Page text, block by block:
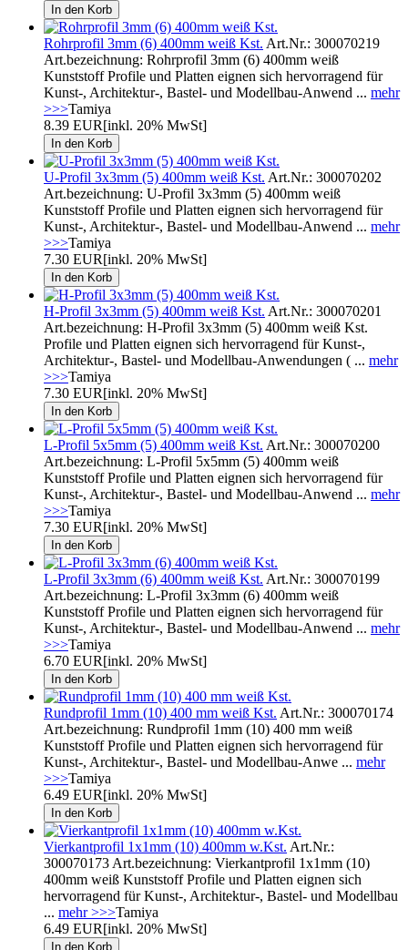
Rohrprofil 3mm (6) 400mm weiß Kst. Art.Nr.: 300070219
Art.bezeichnung: Rohrprofil 3mm (6) 400mm weiß
Kunststoff Profile und Platten eignen sich hervorragend für
Kunst-, Architektur-, Bastel- und Modellbau-Anwend ... mehr
>>>Tamiya
8.39 EUR[inkl. 20% MwSt]
U-Profil 3x3mm (5) 400mm weiß Kst. Art.Nr.: 300070202
Art.bezeichnung: U-Profil 3x3mm (5) 400mm weiß
Kunststoff Profile und Platten eignen sich hervorragend für
Kunst-, Architektur-, Bastel- und Modellbau-Anwend ... mehr
>>>Tamiya
7.30 EUR[inkl. 20% MwSt]
H-Profil 3x3mm (5) 400mm weiß Kst. Art.Nr.: 300070201
Art.bezeichnung: H-Profil 3x3mm (5) 400mm weiß Kst.
Profile und Platten eignen sich hervorragend für Kunst-,
Architektur-, Bastel- und Modellbau-Anwendungen ( ... mehr
>>>Tamiya
7.30 EUR[inkl. 20% MwSt]
L-Profil 5x5mm (5) 400mm weiß Kst. Art.Nr.: 300070200
Art.bezeichnung: L-Profil 5x5mm (5) 400mm weiß
Kunststoff Profile und Platten eignen sich hervorragend für
Kunst-, Architektur-, Bastel- und Modellbau-Anwend ... mehr
>>>Tamiya
7.30 EUR[inkl. 20% MwSt]
L-Profil 3x3mm (6) 400mm weiß Kst. Art.Nr.: 300070199
Art.bezeichnung: L-Profil 3x3mm (6) 400mm weiß
Kunststoff Profile und Platten eignen sich hervorragend für
Kunst-, Architektur-, Bastel- und Modellbau-Anwend ... mehr
>>>Tamiya
6.70 EUR[inkl. 20% MwSt]
Rundprofil 1mm (10) 400 mm weiß Kst. Art.Nr.: 300070174
Art.bezeichnung: Rundprofil 1mm (10) 400 mm weiß
Kunststoff Profile und Platten eignen sich hervorragend für
Kunst-, Architektur-, Bastel- und Modellbau-Anwe ... mehr
>>>Tamiya
6.49 EUR[inkl. 20% MwSt]
Vierkantprofil 1x1mm (10) 400mm w.Kst. Art.Nr.:
300070173 Art.bezeichnung: Vierkantprofil 1x1mm (10)
400mm weiß Kunststoff Profile und Platten eignen sich
hervorragend für Kunst-, Architektur-, Bastel- und Modellbau
... mehr >>>Tamiya
6.49 EUR[inkl. 20% MwSt]